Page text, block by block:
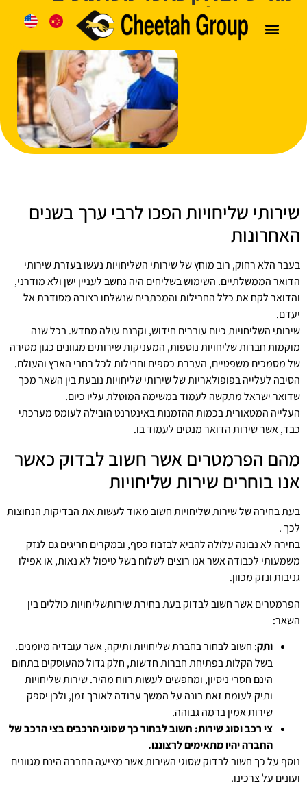
בשירות שליחויות
שירותי שליחויות הפכו לרבי ערך בשנים
האחרונות
בעבר הלא רחוק, רוב מוחץ של שירותי השליחויות נעשו בעזרת שירותי
הדואר הממשלתיים. השימוש בשליחים היה נחשב לעניין ישן ולא מודרני,
והדואר לקח את כלל החבילות והמכתבים שנשלחו בצורה מסודרת אל
יעדם.
שירותי השליחויות כיום עוברים חידוש, וקרנם עולה מחדש. בכל שנה
מוקמות חברות שליחויות נוספות, המעניקות שירותים מגוונים כגון מסירה
של מסמכים משפטיים, העברת כספים וחבילות לכל רחבי הארץ והעולם.
הסיבה לעלייה בפופולאריות של שירותי שליחויות נובעת בין השאר מכך
שדואר ישראל מתקשה לעמוד במשימה המוטלת עליו כיום.
העלייה המטאורית בכמות ההזמנות באינטרנט הובילה לעומס מערכתי
כבד, אשר שירות הדואר מנסים לעמוד בו.
מהם הפרמטרים אשר חשוב לבדוק כאשר
אנו בוחרים שירות שליחויות
בעת בחירה של שירות שליחויות חשוב מאוד לעשות את הבדיקות הנחוצות
לכך .
בחירה לא נבונה עלולה להביא לבזבוז כסף, ובמקרים חריגים גם לנזק
משמעותי לכבודה אשר אנו רוצים לשלוח בשל טיפול לא נאות, או אפילו
גניבות ונזק מכוון.
הפרמטרים אשר חשוב לבדוק בעת בחירת שירותשליחויות כוללים בין
השאר:
ותק: חשוב לבחור בחברת שליחויות ותיקה, אשר עובדיה מיומנים.
בשל הקלות בפתיחת חברות חדשות, חלק גדול מהעוסקים בתחום
הינם חסרי ניסיון, ומחפשים לעשות רווח מהיר. שירות שליחויות
ותיק לעומת זאת בונה על המשך עבודה לאורך זמן, ולכן יספק
שירות אמין ברמה גבוהה.
צי רכב וסוג שירות: חשוב לבחור כך שסוגי הרכבים בצי הרכב של
החברה יהיו מתאימים לרצוננו.
נוסף על כך חשוב לבדוק שסוגי השירות אשר מציעה החברה הינם מגוונים
ועונים על צרכינו.